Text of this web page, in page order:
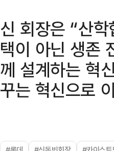
신 회장은 “산
택이 아닌 생존
께 설계하는 혁
꾸는 혁신으로